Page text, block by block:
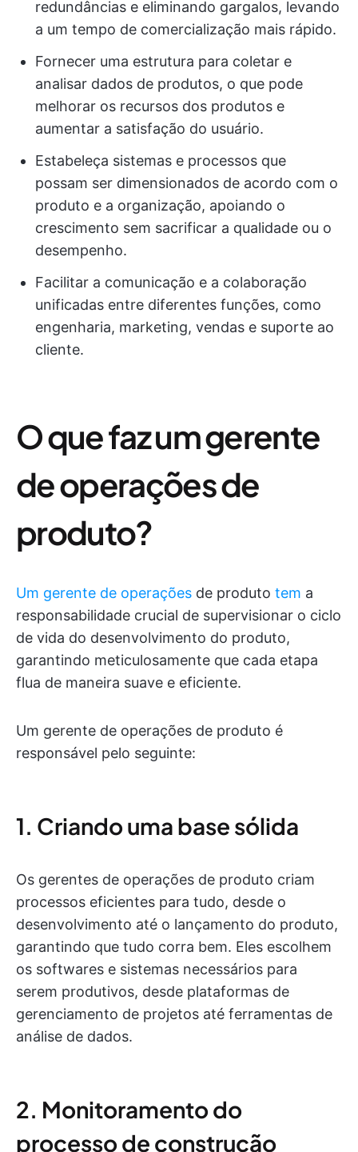
redundâncias e eliminando gargalos, levando
a um tempo de comercialização mais rápido.
Fornecer uma estrutura para coletar e
analisar dados de produtos, o que pode
melhorar os recursos dos produtos e
aumentar a satisfação do usuário.
Estabeleça sistemas e processos que
possam ser dimensionados de acordo com o
produto e a organização, apoiando o
crescimento sem sacrificar a qualidade ou o
desempenho.
Facilitar a comunicação e a colaboração
unificadas entre diferentes funções, como
engenharia, marketing, vendas e suporte ao
cliente.
O que faz um gerente
de operações de
produto?
Um gerente de operações de produto tem a
responsabilidade crucial de supervisionar o ciclo
de vida do desenvolvimento do produto,
garantindo meticulosamente que cada etapa
flua de maneira suave e eficiente.
Um gerente de operações de produto é
responsável pelo seguinte:
1. Criando uma base sólida
Os gerentes de operações de produto criam
processos eficientes para tudo, desde o
desenvolvimento até o lançamento do produto,
garantindo que tudo corra bem. Eles escolhem
os softwares e sistemas necessários para
serem produtivos, desde plataformas de
gerenciamento de projetos até ferramentas de
análise de dados.
2. Monitoramento do
processo de construção